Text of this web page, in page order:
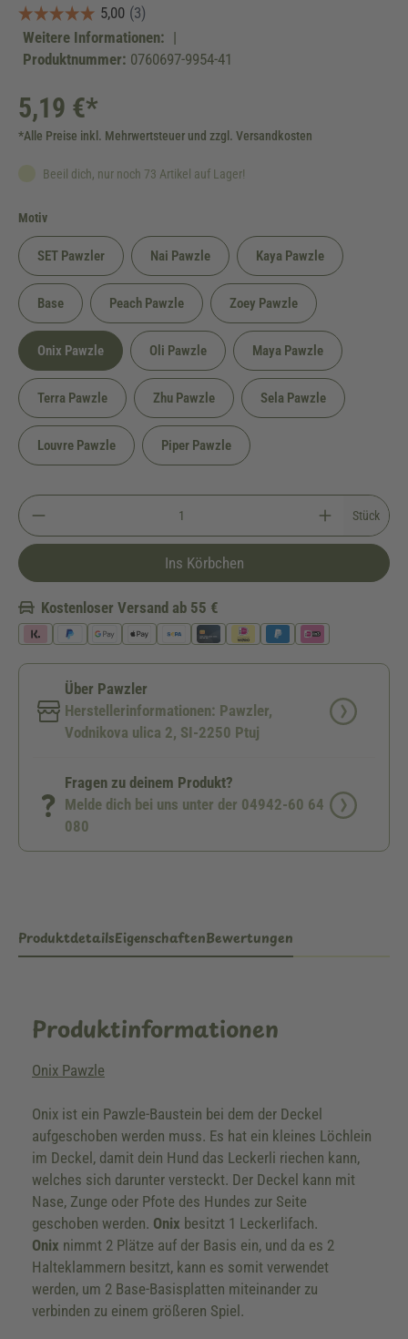
Weitere Informationen: |
Produktnummer: 0760697-9954-41
5,19 €*
*Alle Preise inkl. Mehrwertsteuer und zzgl. Versandkosten
Beeil dich, nur noch 73 Artikel auf Lager!
Motivauswählen
SET Pawzler Nai Pawzle Kaya Pawzle
Base Peach Pawzle Zoey Pawzle
Onix Pawzle Oli Pawzle Maya Pawzle
Terra Pawzle Zhu Pawzle Sela Pawzle
Louvre Pawzle Piper Pawzle
Stück
Ins Körbchen
Kostenloser Versand ab 55 €
Über Pawzler
Herstellerinformationen: Pawzler,
Vodnikova ulica 2, SI-2250 Ptuj
Fragen zu deinem Produkt?
Melde dich bei uns unter der 04942-60 64
080
ProduktdetailsEigenschaftenBewertungen
Produktinformationen
Onix Pawzle
Onix ist ein Pawzle-Baustein bei dem der Deckel
aufgeschoben werden muss. Es hat ein kleines Löchlein
im Deckel, damit dein Hund das Leckerli riechen kann,
welches sich darunter versteckt. Der Deckel kann mit
Nase, Zunge oder Pfote des Hundes zur Seite
geschoben werden. Onix besitzt 1 Leckerlifach.
Onix nimmt 2 Plätze auf der Basis ein, und da es 2
Halteklammern besitzt, kann es somit verwendet
werden, um 2 Base-Basisplatten miteinander zu
verbinden zu einem größeren Spiel.